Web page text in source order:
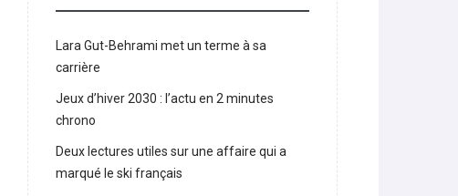
Lara Gut-Behrami met un terme à sa
carrière
Jeux d’hiver 2030 : l’actu en 2 minutes
chrono
Deux lectures utiles sur une affaire qui a
marqué le ski français